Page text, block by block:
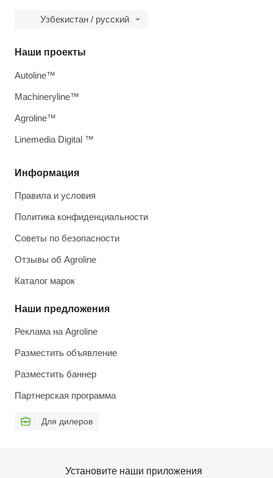
Узбекистан / русский
Информация
Правила и условия
Политика конфиденциальности
Советы по безопасности
Отзывы об Agroline
Каталог марок
Наши предложения
Реклама на Agroline
Разместить объявление
Разместить баннер
Партнерская программа
Для дилеров
Наши проекты
Autoline™
Machineryline™
Agroline™
Linemedia Digital ™
Установите наши приложения